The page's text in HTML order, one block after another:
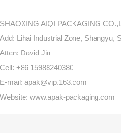
SHAOXING AIQI PACKAGING
Add: Lihai Industrial Zone, Shangyu,
Atten: David Jin
Cell: +86 15988240380
E-mail: apak@vip.163.com
Website: www.apak-packaging.com